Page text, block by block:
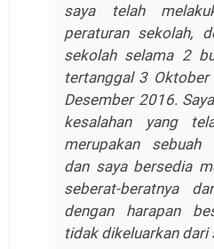
saya telah
peraturan sekolah,
sekolah selama 2
tertanggal 3
Desember 2016.
kesalahan yang
merupakan sebuah
dan saya bersedia
seberat-beratnya
dengan harapan
tidak dikeluarkan dari